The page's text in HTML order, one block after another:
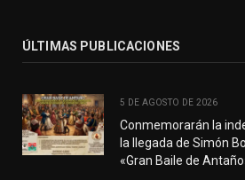
ÚLTIMAS PUBLICACIONES
5 DE AGOSTO DE 2026
Conmemorarán la
la llegada de Simón
«Gran Baile de